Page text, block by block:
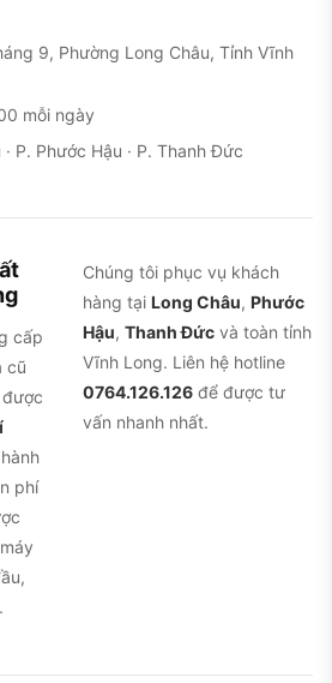
9, Phường Long Châu, Tỉnh Vĩnh
mỗi ngày
P. Phước Hậu · P. Thanh Đức
cấp
cũ
phí
Chúng tôi phục vụ khách
hàng tại Long Châu, Phước
Hậu, Thanh Đức và toàn tỉnh
Vĩnh Long. Liên hệ hotline
0764.126.126 để được tư
vấn nhanh nhất.